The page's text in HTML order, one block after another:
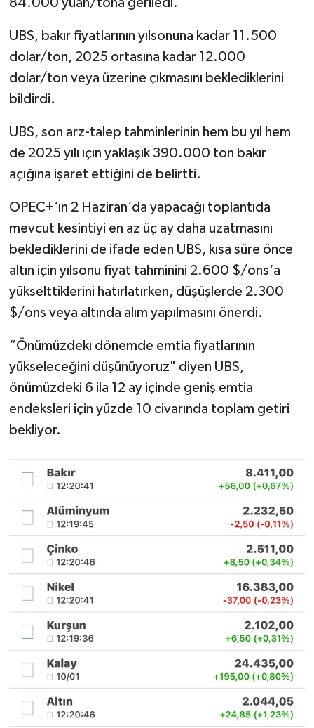
UBS, bakır fiyatlarının yılsonuna kadar 11.500
dolar/ton, 2025 ortasına kadar 12.000
dolar/ton veya üzerine çıkmasını beklediklerini
bildirdi.
UBS, son arz-talep tahminlerinin hem bu yıl hem
de 2025 yılı ıçın yaklaşık 390.000 ton bakır
açığına işaret ettiğini de belirtti.
OPEC+‘ın 2 Haziran‘da yapacağı toplantıda
mevcut kesintiyi en az üç ay daha uzatmasını
beklediklerini de ifade eden UBS, kısa süre önce
altın için yılsonu fiyat tahminini 2.600 $/ons‘a
yükselttiklerini hatırlatırken, düşüşlerde 2.300
$/ons veya altında alım yapılmasını önerdi.
“Önümüzdekı dönemde emtia fiyatlarının
yükseleceğini düşünüyoruz" diyen UBS,
önümüzdeki 6 ila 12 ay içinde geniş emtia
endeksleri için yüzde 10 civarında toplam getiri
bekliyor.